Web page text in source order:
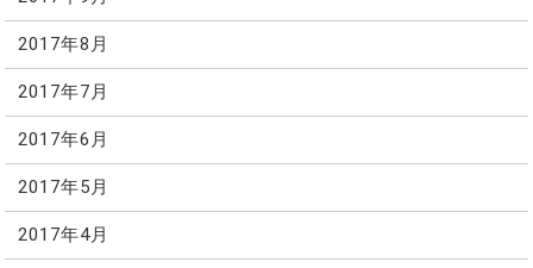
2017年8月
2017年7月
2017年6月
2017年5月
2017年4月